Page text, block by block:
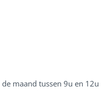
maand tussen 9u en 12u